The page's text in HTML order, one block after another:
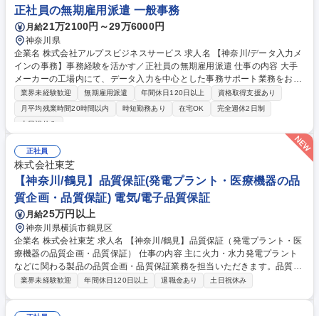
正社員の無期雇用派遣 一般事務
月給21万2100円～29万6000円
神奈川県
企業名 株式会社アルプスビジネスサービス 求人名 【神奈川/データ入力メ
インの事務】事務経験を活かす／正社員の無期雇用派遣 仕事の内容 大手
メーカーの工場内にて、データ入力を中心とした事務サポート業務をお任
せします。デスクワーク中心でシンプルな業務からスタートするため、未
経験の方でも安心して始められるポジションです。 ＜具体的な業務内容＞
・データ入力（決まったフォーマットへの入力中心） ・資料作成（Excel
材・在庫管理のサポート、設計部門の事務サポート PCの基本操作ができ
れば問題ありません。研修やOJT等でフォローします。 募集職種 【神奈
川/データ入力メインの事務】事務経験を活かす／正社員の無期雇用派遣
業界未経験歓迎 無期雇用派遣 年間休日120日以上
資格取得支援あり
月平均残業時間20時間以内
時短勤務あり 在宅OK
完全週休2日制
土日祝休み
正社員
株式会社東芝
【神奈川/鶴見】品質保証(発電プラント・医療機器の品
質企画・品質保証) 電気/電子品質保証
月給25万円以上
神奈川県横浜市鶴見区
企業名 株式会社東芝 求人名 【神奈川/鶴見】品質保証（発電プラント・医
療機器の品質企画・品質保証） 仕事の内容 主に火力・水力発電プラント
などに関わる製品の品質企画・品質保証業務を担当いただきます。品質マ
ネジメントシステム（QMS）の策定・運用、監査、プロジェクト品質保証
業界未経験歓迎 年間休日120日以上 退職金あり 土日祝休み